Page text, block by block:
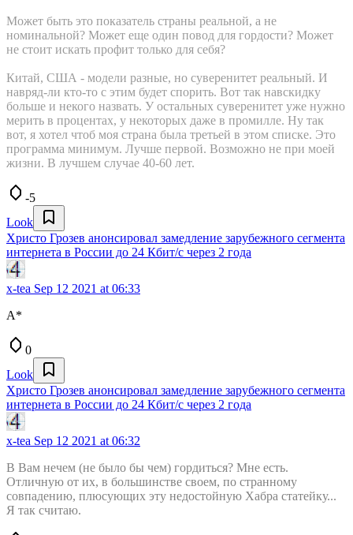
Может быть это показатель страны реальной, а не
номинальной? Может еще один повод для гордости? Может
не стоит искать профит только для себя?
Китай, США - модели разные, но суверенитет реальный. И
навряд-ли кто-то с этим будет спорить. Вот так навскидку
больше и некого назвать. У остальных суверенитет уже нужно
мерить в процентах, у некоторых даже в промилле. Ну так
вот, я хотел чтоб моя страна была третьей в этом списке. Это
программа минимум. Лучше первой. Возможно не при моей
жизни. В лучшем случае 40-60 лет.
-5
Look
Христо Грозев анонсировал замедление зарубежного сегмента
интернета в России до 24 Кбит/с через 2 года
x-tea Sep 12 2021 at 06:33
А*
0
Look
Христо Грозев анонсировал замедление зарубежного сегмента
интернета в России до 24 Кбит/с через 2 года
x-tea Sep 12 2021 at 06:32
В Вам нечем (не было бы чем) гордиться? Мне есть.
Отличную от их, в большинстве своем, по странному
совпадению, плюсующих эту недостойную Хабра статейку...
Я так считаю.